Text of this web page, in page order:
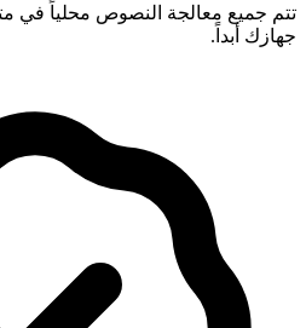
تتم جميع معالجة النصوص محلياً في
جهازك أبداً.